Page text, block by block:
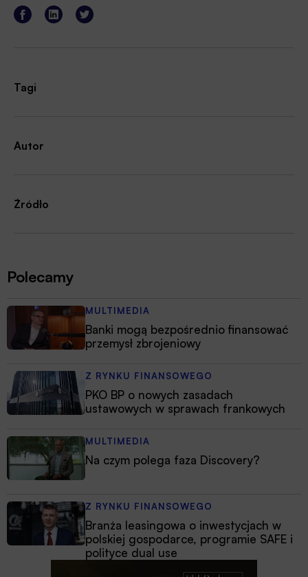
Tagi
Autor
Źródło
Polecamy
MULTIMEDIA
Banki mogą bezpośrednio finansować
przemysł zbrojeniowy
Z RYNKU FINANSOWEGO
PKO BP o nowych zasadach
ustawowych w sprawach frankowych
MULTIMEDIA
Na czym polega faza Discovery?
Z RYNKU FINANSOWEGO
Branża leasingowa o inwestycjach w
polskiej gospodarce, programie SAFE i
polityce dual use